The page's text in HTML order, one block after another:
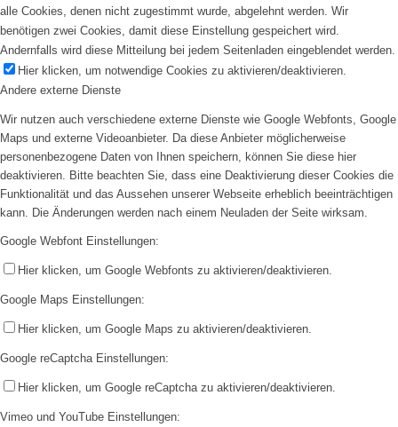
alle Cookies, denen nicht zugestimmt wurde, abgelehnt werden. Wir
benötigen zwei Cookies, damit diese Einstellung gespeichert wird.
Andernfalls wird diese Mitteilung bei jedem Seitenladen eingeblendet werden.
Hier klicken, um notwendige Cookies zu aktivieren/deaktivieren.
Andere externe Dienste
Wir nutzen auch verschiedene externe Dienste wie Google Webfonts, Google
Maps und externe Videoanbieter. Da diese Anbieter möglicherweise
personenbezogene Daten von Ihnen speichern, können Sie diese hier
deaktivieren. Bitte beachten Sie, dass eine Deaktivierung dieser Cookies die
Funktionalität und das Aussehen unserer Webseite erheblich beeinträchtigen
kann. Die Änderungen werden nach einem Neuladen der Seite wirksam.
Google Webfont Einstellungen:
Hier klicken, um Google Webfonts zu aktivieren/deaktivieren.
Google Maps Einstellungen:
Hier klicken, um Google Maps zu aktivieren/deaktivieren.
Google reCaptcha Einstellungen:
Hier klicken, um Google reCaptcha zu aktivieren/deaktivieren.
Vimeo und YouTube Einstellungen: